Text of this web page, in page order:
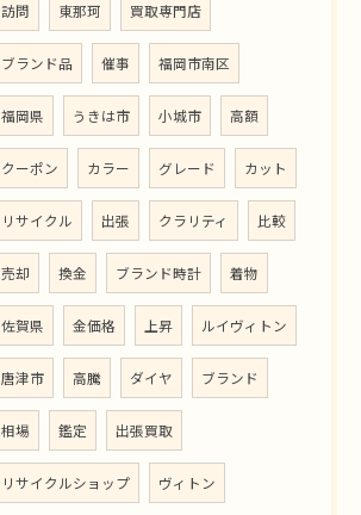
訪問 東那珂 買取専門店
ブランド品 催事 福岡市南区
福岡県 うきは市 小城市 高額
クーポン カラー グレード カット
リサイクル 出張 クラリティ 比較
売却 換金 ブランド時計 着物
佐賀県 金価格 上昇 ルイヴィトン
唐津市 高騰 ダイヤ ブランド
相場 鑑定 出張買取
リサイクルショップ ヴィトン